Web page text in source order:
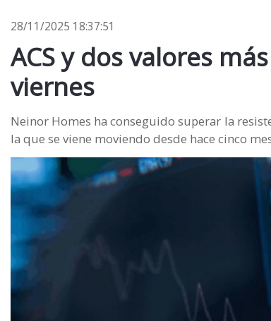
28/11/2025 18:37:51
ACS y dos valores
viernes
Neinor Homes ha conseguido superar la
la que se viene moviendo desde hace cinco